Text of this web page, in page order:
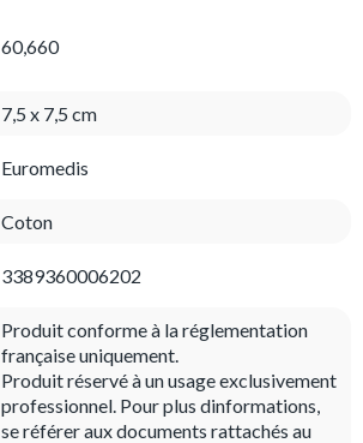
60,660
7,5 x 7,5 cm
Euromedis
Coton
3389360006202
Produit conforme à la réglementation
française uniquement.
Produit réservé à un usage exclusivement
professionnel. Pour plus dinformations,
se référer aux documents rattachés au